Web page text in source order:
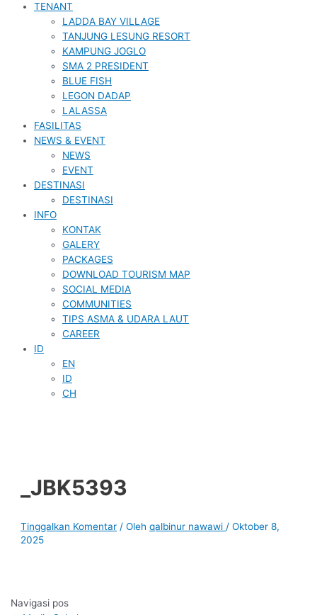
TENANT
LADDA BAY VILLAGE
TANJUNG LESUNG RESORT
KAMPUNG JOGLO
SMA 2 PRESIDENT
BLUE FISH
LEGON DADAP
LALASSA
FASILITAS
NEWS & EVENT
NEWS
EVENT
DESTINASI
DESTINASI
INFO
KONTAK
GALERY
PACKAGES
DOWNLOAD TOURISM MAP
SOCIAL MEDIA
COMMUNITIES
TIPS ASMA & UDARA LAUT
CAREER
ID
EN
ID
CH
_JBK5393
Tinggalkan Komentar / Olehqalbinur nawawi /Oktober 8,
2025
Navigasi pos